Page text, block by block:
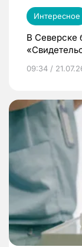
Интересное
В Северске
09:34 /